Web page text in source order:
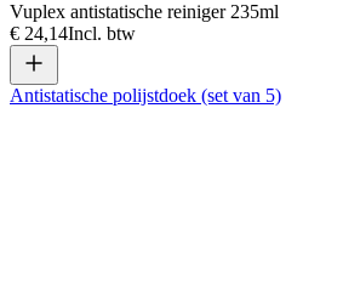
Vuplex antistatische reiniger 235ml
€ 24,14Incl. btw
Antistatische polijstdoek (set van 5)